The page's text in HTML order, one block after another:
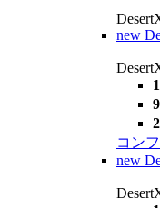
new
コン
new